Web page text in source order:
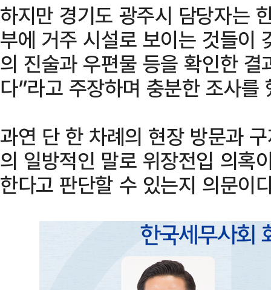
하지만 경기도 광주시 담당자는
부에 거주 시설로 보이는 것들이
의 진술과 우편물 등을 확인한
다”라고 주장하며 충분한 조사를
과연 단 한 차례의 현장 방문과
의 일방적인 말로 위장전입 의혹
한다고 판단할 수 있는지 의문이